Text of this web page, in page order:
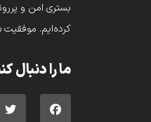
بستری امن و
کرده‌ایم.
ما را دنبال